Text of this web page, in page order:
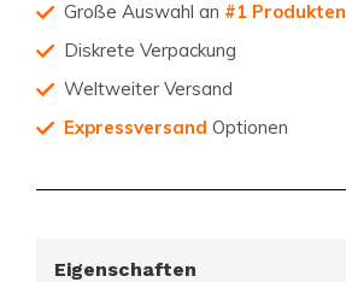
Große Auswahl an #1 Produkten
Diskrete Verpackung
Weltweiter Versand
Expressversand Optionen
Eigenschaften